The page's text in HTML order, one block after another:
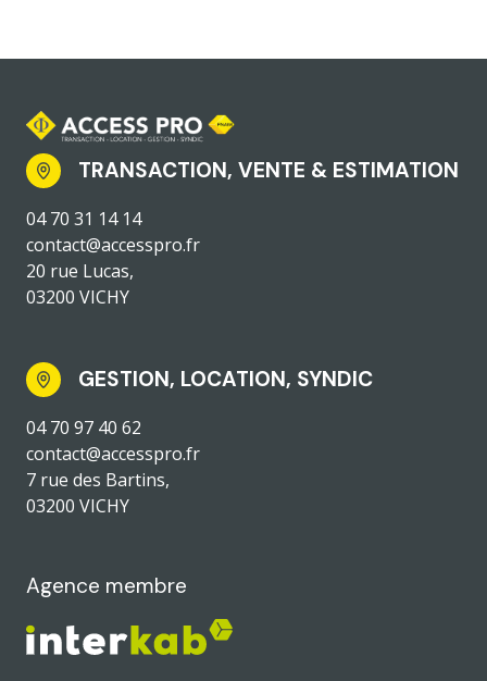
TRANSACTION, VENTE & ESTIMATION
04 70 31 14 14
contact@accesspro.fr
20 rue Lucas,
03200 VICHY
GESTION, LOCATION, SYNDIC
04 70 97 40 62
contact@accesspro.fr
7 rue des Bartins,
03200 VICHY
Agence membre